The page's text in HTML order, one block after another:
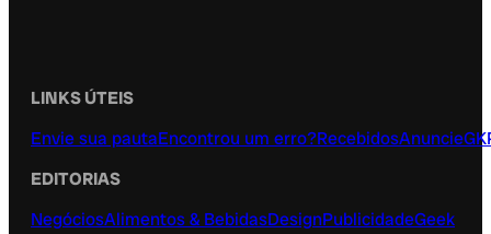
LINKS ÚTEIS
Envie sua pautaEncontrou um erro?RecebidosAnuncie
EDITORIAS
NegóciosAlimentos & BebidasDesignPublicidadeGeek